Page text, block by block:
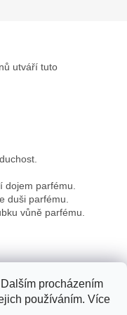
procházením
používáním. Více
utváří tuto
dojem parfému.
duši parfému.
vůně parfému.